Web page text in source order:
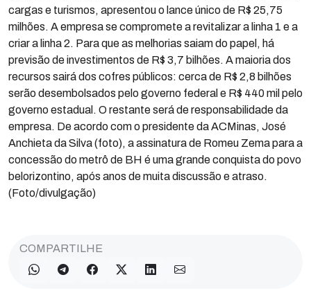
cargas e turismos, apresentou o lance único de R$ 25,75
milhões. A empresa se compromete a revitalizar a linha 1 e a
criar a linha 2. Para que as melhorias saiam do papel, há
previsão de investimentos de R$ 3,7 bilhões. A maioria dos
recursos sairá dos cofres públicos: cerca de R$ 2,8 bilhões
serão desembolsados pelo governo federal e R$ 440 mil pelo
governo estadual. O restante será de responsabilidade da
empresa. De acordo com o presidente da ACMinas, José
Anchieta da Silva (foto), a assinatura de Romeu Zema para a
concessão do metrô de BH é uma grande conquista do povo
belorizontino, após anos de muita discussão e atraso.
(Foto/divulgação)
COMPARTILHE